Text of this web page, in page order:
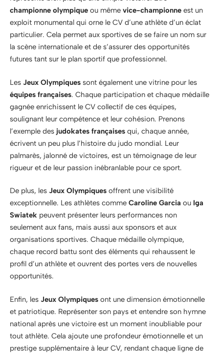
championne olympique ou même vice-championne est un
exploit monumental qui orne le CV d’une athlète d’un éclat
particulier. Cela permet aux sportives de se faire un nom sur
la scène internationale et de s’assurer des opportunités
futures tant sur le plan sportif que professionnel.
Les Jeux Olympiques sont également une vitrine pour les
équipes françaises. Chaque participation et chaque médaille
gagnée enrichissent le CV collectif de ces équipes,
soulignant leur compétence et leur cohésion. Prenons
l’exemple des judokates françaises qui, chaque année,
écrivent un peu plus l’histoire du judo mondial. Leur
palmarès, jalonné de victoires, est un témoignage de leur
rigueur et de leur passion inébranlable pour ce sport.
De plus, les Jeux Olympiques offrent une visibilité
exceptionnelle. Les athlètes comme Caroline Garcia ou Iga
Swiatek peuvent présenter leurs performances non
seulement aux fans, mais aussi aux sponsors et aux
organisations sportives. Chaque médaille olympique,
chaque record battu sont des éléments qui rehaussent le
profil d’un athlète et ouvrent des portes vers de nouvelles
opportunités.
Enfin, les Jeux Olympiques ont une dimension émotionnelle
et patriotique. Représenter son pays et entendre son hymne
national après une victoire est un moment inoubliable pour
tout athlète. Cela ajoute une profondeur émotionnelle et un
prestige supplémentaire à leur CV, rendant chaque ligne de